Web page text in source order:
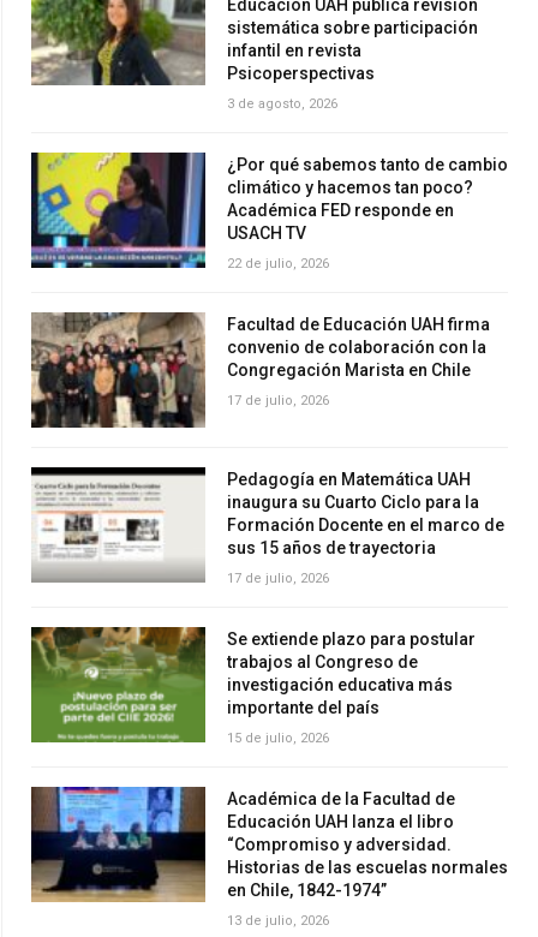
Educación UAH publica revisión
sistemática sobre participación
infantil en revista
Psicoperspectivas
3 de agosto, 2026
¿Por qué sabemos tanto de cambio
climático y hacemos tan poco?
Académica FED responde en
USACH TV
22 de julio, 2026
Facultad de Educación UAH firma
convenio de colaboración con la
Congregación Marista en Chile
17 de julio, 2026
Pedagogía en Matemática UAH
inaugura su Cuarto Ciclo para la
Formación Docente en el marco de
sus 15 años de trayectoria
17 de julio, 2026
Se extiende plazo para postular
trabajos al Congreso de
investigación educativa más
importante del país
15 de julio, 2026
Académica de la Facultad de
Educación UAH lanza el libro
“Compromiso y adversidad.
Historias de las escuelas normales
en Chile, 1842-1974”
13 de julio, 2026